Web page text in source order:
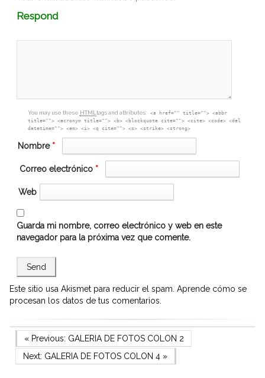
RespondComment
box
You may use these HTML tags and attributes:
<a href="" title=""> <abbr
title=""> <acronym title=""> <b> <blockquote cite=""> <cite> <code> <del
datetime=""> <em> <i> <q cite=""> <s> <strike> <strong>
Nombre *
Correo electrónico *
Web
Guarda mi nombre, correo electrónico y web en este
navegador para la próxima vez que comente.
Este sitio usa Akismet para reducir el spam. Aprende cómo se
procesan los datos de tus comentarios.
Navegación
de
Previous Post
« Previous: GALERIA DE FOTOS COLON 2
Next Post
Next: GALERIA DE FOTOS COLON 4»